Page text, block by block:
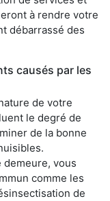
à rendre votre
débarrassé des
causés par les
de votre
le degré de
de la bonne
demeure, vous
comme les
de